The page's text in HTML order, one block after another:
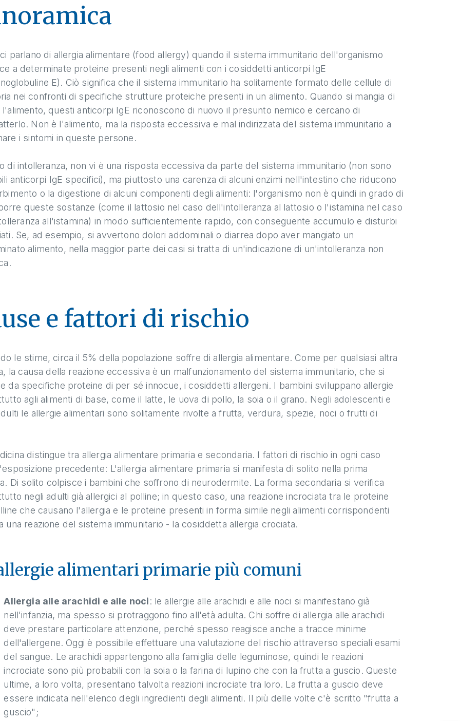
parlano di allergia alimentare (food allergy) quando il sistema immunitario dell'organismo
a determinate proteine presenti negli alimenti con i cosiddetti anticorpi IgE
E). Ciò significa che il sistema immunitario ha solitamente formato delle cellule di
nei confronti di specifiche strutture proteiche presenti in un alimento. Quando si mangia di
l'alimento, questi anticorpi IgE riconoscono di nuovo il presunto nemico e cercano di
Non è l'alimento, ma la risposta eccessiva e mal indirizzata del sistema immunitario a
i sintomi in queste persone.
di intolleranza, non vi è una risposta eccessiva da parte del sistema immunitario (non sono
anticorpi IgE specifici), ma piuttosto una carenza di alcuni enzimi nell'intestino che riducono
o la digestione di alcuni componenti degli alimenti: l'organismo non è quindi in grado di
queste sostanze (come il lattosio nel caso dell'intolleranza al lattosio o l'istamina nel caso
all'istamina) in modo sufficientemente rapido, con conseguente accumulo e disturbi
Se, ad esempio, si avvertono dolori addominali o diarrea dopo aver mangiato un
alimento, nella maggior parte dei casi si tratta di un'indicazione di un'intolleranza non
e fattori di rischio
le stime, circa il 5% della popolazione soffre di allergia alimentare. Come per qualsiasi altra
la causa della reazione eccessiva è un malfunzionamento del sistema immunitario, che si
da specifiche proteine di per sé innocue, i cosiddetti allergeni. I bambini sviluppano allergie
agli alimenti di base, come il latte, le uova di pollo, la soia o il grano. Negli adolescenti e
le allergie alimentari sono solitamente rivolte a frutta, verdura, spezie, noci o frutti di
distingue tra allergia alimentare primaria e secondaria. I fattori di rischio in ogni caso
precedente: L'allergia alimentare primaria si manifesta di solito nella prima
Di solito colpisce i bambini che soffrono di neurodermite. La forma secondaria si verifica
negli adulti già allergici al polline; in questo caso, una reazione incrociata tra le proteine
che causano l'allergia e le proteine presenti in forma simile negli alimenti corrispondenti
una reazione del sistema immunitario - la cosiddetta allergia crociata.
alimentari primarie più comuni
Allergia alle arachidi e alle noci: le allergie alle arachidi e alle noci si manifestano già
nell'infanzia, ma spesso si protraggono fino all'età adulta. Chi soffre di allergia alle arachidi
deve prestare particolare attenzione, perché spesso reagisce anche a tracce minime
dell'allergene. Oggi è possibile effettuare una valutazione del rischio attraverso speciali esami
del sangue. Le arachidi appartengono alla famiglia delle leguminose, quindi le reazioni
incrociate sono più probabili con la soia o la farina di lupino che con la frutta a guscio. Queste
ultime, a loro volta, presentano talvolta reazioni incrociate tra loro. La frutta a guscio deve
essere indicata nell'elenco degli ingredienti degli alimenti. Il più delle volte c'è scritto "frutta a
guscio";